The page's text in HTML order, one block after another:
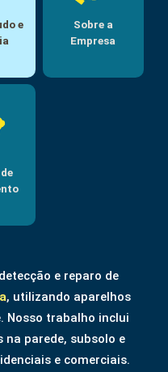
e
Sobre a
Empresa
e reparo de
, utilizando aparelhos
Nosso trabalho inclui
na parede, subsolo e
e comerciais.